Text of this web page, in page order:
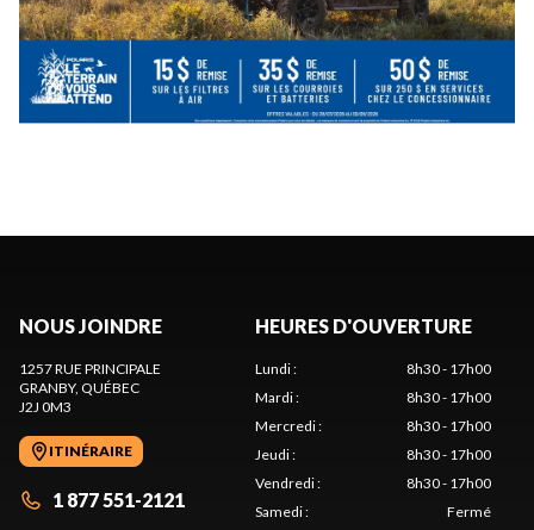
NOUS JOINDRE
1257 RUE PRINCIPALE
GRANBY, QUÉBEC
J2J 0M3
ITINÉRAIRE
1 877 551-2121
HEURES D'OUVERTURE
Lundi:
8h30 - 17h00
Mardi:
8h30 - 17h00
Mercredi:
8h30 - 17h00
Jeudi:
8h30 - 17h00
Vendredi:
8h30 - 17h00
Samedi:
Fermé